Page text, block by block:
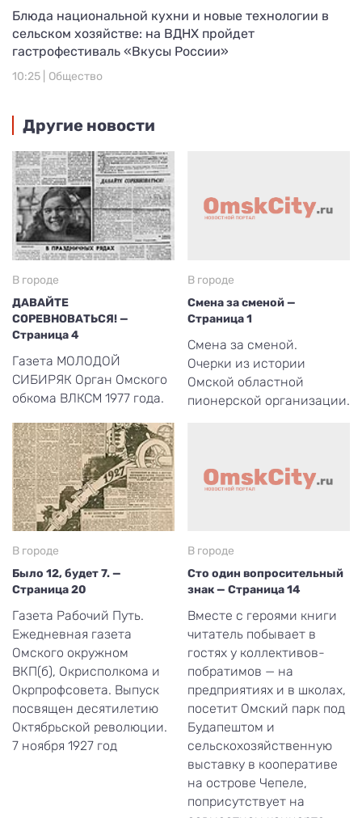
Блюда национальной кухни и новые технологии в
сельском хозяйстве: на ВДНХ пройдет
гастрофестиваль «Вкусы России»
10:25 | Общество
Другие новости
В городе
ДАВАЙТЕ
СОРЕВНОВАТЬСЯ! —
Страница 4
Газета МОЛОДОЙ
СИБИРЯК Орган Омского
обкома ВЛКСМ 1977 года.
В городе
Смена за сменой —
Страница 1
Смена за сменой.
Очерки из истории
Омской областной
пионерской организации.
В городе
Было 12, будет 7. —
Страница 20
Газета Рабочий Путь.
Ежедневная газета
Омского окружном
ВКП(б), Окрисполкома и
Окрпрофсовета. Выпуск
посвящен десятилетию
Октябрьской революции.
7 ноября 1927 год
В городе
Сто один вопросительный
знак — Страница 14
Вместе с героями книги
читатель побывает в
гостях у коллективов-
побратимов — на
предприятиях и в школах,
посетит Омский парк под
Будапештом и
сельскохозяйственную
выставку в кооперативе
на острове Чепеле,
поприсутствует на